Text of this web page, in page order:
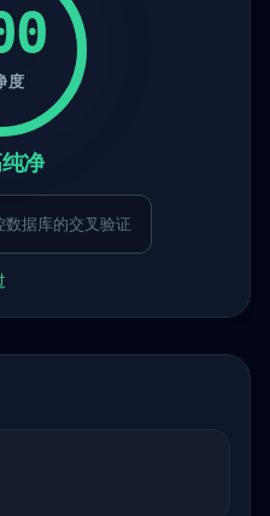
度
净
据库的交叉验证